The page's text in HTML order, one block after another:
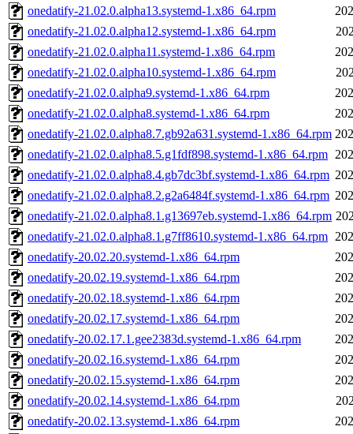
onedatify-21.02.0.alpha13.systemd-1.x86_64.rpm
onedatify-21.02.0.alpha12.systemd-1.x86_64.rpm
onedatify-21.02.0.alpha11.systemd-1.x86_64.rpm
onedatify-21.02.0.alpha10.systemd-1.x86_64.rpm
onedatify-21.02.0.alpha9.systemd-1.x86_64.rpm
onedatify-21.02.0.alpha8.systemd-1.x86_64.rpm
onedatify-21.02.0.alpha8.7.gb92a631.systemd-1.x86_64.rpm
onedatify-21.02.0.alpha8.5.g1fdf898.systemd-1.x86_64.rpm
onedatify-21.02.0.alpha8.4.gb7dc3bf.systemd-1.x86_64.rpm
onedatify-21.02.0.alpha8.2.g2a6484f.systemd-1.x86_64.rpm
onedatify-21.02.0.alpha8.1.g13697eb.systemd-1.x86_64.rpm
onedatify-21.02.0.alpha8.1.g7ff8610.systemd-1.x86_64.rpm
onedatify-20.02.20.systemd-1.x86_64.rpm
onedatify-20.02.19.systemd-1.x86_64.rpm
onedatify-20.02.18.systemd-1.x86_64.rpm
onedatify-20.02.17.systemd-1.x86_64.rpm
onedatify-20.02.17.1.gee2383d.systemd-1.x86_64.rpm
onedatify-20.02.16.systemd-1.x86_64.rpm
onedatify-20.02.15.systemd-1.x86_64.rpm
onedatify-20.02.14.systemd-1.x86_64.rpm
onedatify-20.02.13.systemd-1.x86_64.rpm